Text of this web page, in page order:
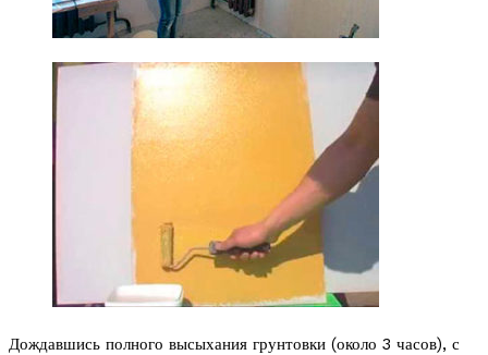
Дождавшись полного высыхания грунтовки (около 3 часов), с